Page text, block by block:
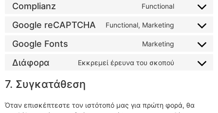
Complianz Functional
Google reCAPTCHA Functional, Marketing
Google Fonts Marketing
Διάφορα Εκκρεμεί έρευνα του σκοπού
7. Συγκατάθεση
Όταν επισκέπτεστε τον ιστότοπό μας για πρώτη φορά, θα